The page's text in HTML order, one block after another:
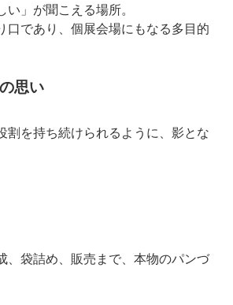
い」が聞こえる場所。
口であり、個展会場にもなる多目的
思い
割を持ち続けられるように、影とな
、袋詰め、販売まで、本物のパンづ